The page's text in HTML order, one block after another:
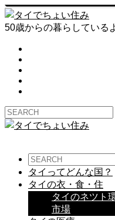
50歳からの暮らしてい
タイってどんな国？
タイの衣・食・住
タイのネツト
市場